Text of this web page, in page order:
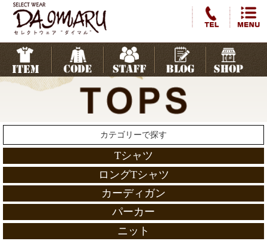
カテゴリーで探す
Tシャツ
ロングTシャツ
カーディガン
パーカー
ニット